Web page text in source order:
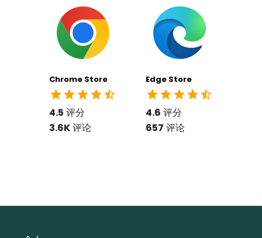
Chrome Store
4.5 评分
3.6K评论
Edge Store
4.6 评分
657 评论